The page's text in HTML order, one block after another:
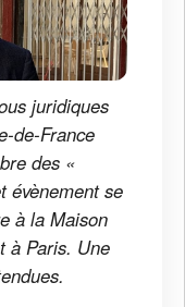
juridiques
de-France
des «
évènement se
à la Maison
à Paris. Une